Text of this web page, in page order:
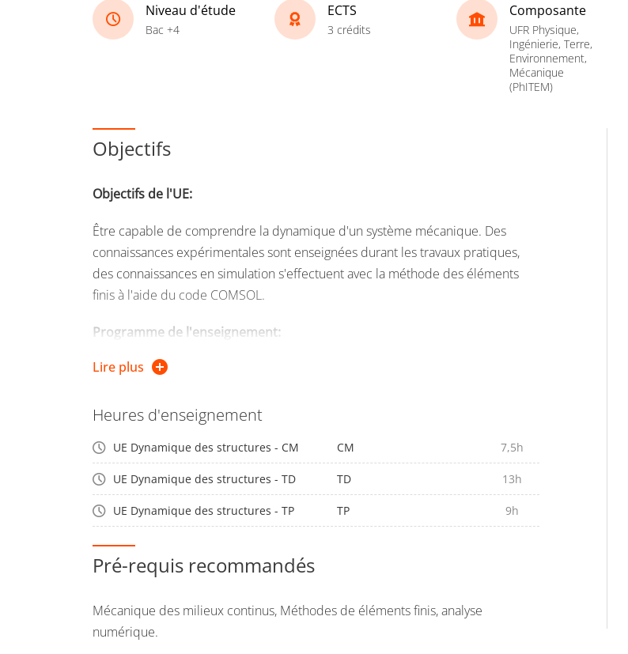
Niveau d'étude
Bac +4
ECTS
3 crédits
Composante
UFR Physique,
Ingénierie, Terre,
Environnement,
Mécanique
(PhITEM)
Objectifs
Objectifs de l'UE:
Être capable de comprendre la dynamique d'un système mécanique. Des
connaissances expérimentales sont enseignées durant les travaux pratiques,
des connaissances en simulation s'effectuent avec la méthode des éléments
finis à l'aide du code COMSOL.
Programme de l'enseignement:
Vibrations libres et excitées de systèmes à 1, 2 degrés de liberté puis à n
Analyses modale et temporelle de systèmes modélisés par la méthode des
éléments finis, analyse fréquentielle (FRF).
Application sur le code d'éléments finis COMSOL
Lire plus
Heures d'enseignement
UE Dynamique des structures - CM CM 7,5h
UE Dynamique des structures - TD TD 13h
UE Dynamique des structures - TP TP 9h
Pré-requis recommandés
Mécanique des milieux continus, Méthodes de éléments finis, analyse
numérique.